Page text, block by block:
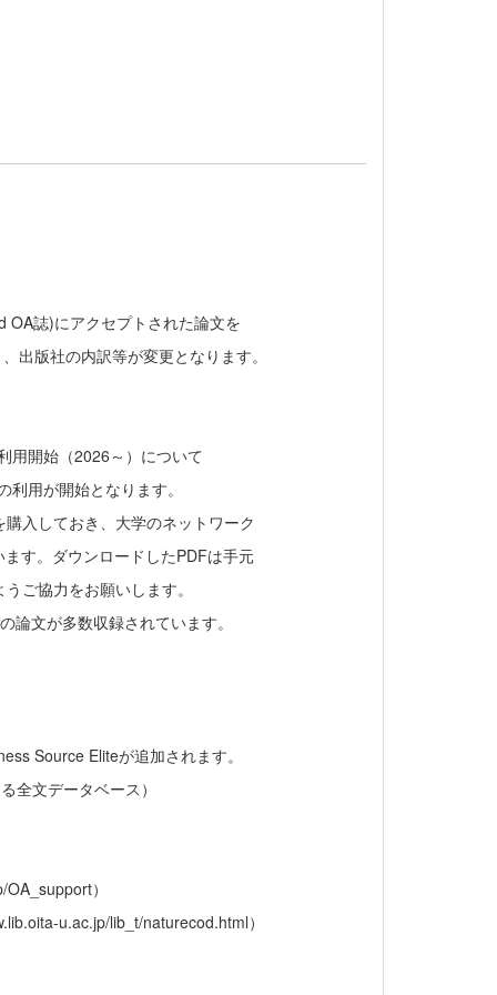
誌)にアクセプトされた論文を
版社の内訳等が変更となります。
用開始（2026～）について
が開始となります。
しておき、大学のネットワーク
。ダウンロードしたPDFは手元
協力をお願いします。
文が多数収録されています。
Source Eliteが追加されます。
文データベース）
OA_support）
u.ac.jp/lib_t/naturecod.html）